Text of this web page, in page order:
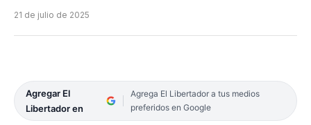
21 de julio de 2025
Agregar El
Libertador en
Agrega El Libertador a tus medios
preferidos en Google